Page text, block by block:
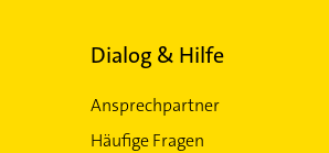
Dialog & Hilfe
Ansprechpartner
Häufige Fragen